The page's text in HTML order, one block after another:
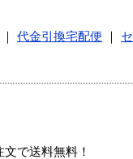
｜ 代金引換宅配便 ｜
で送料無料！